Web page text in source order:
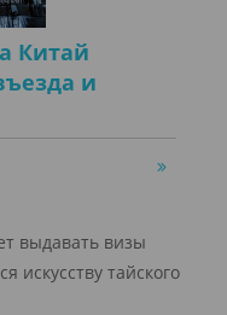
Китай
и
выдавать визы
искусству тайского